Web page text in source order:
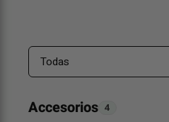
Accesorios 4